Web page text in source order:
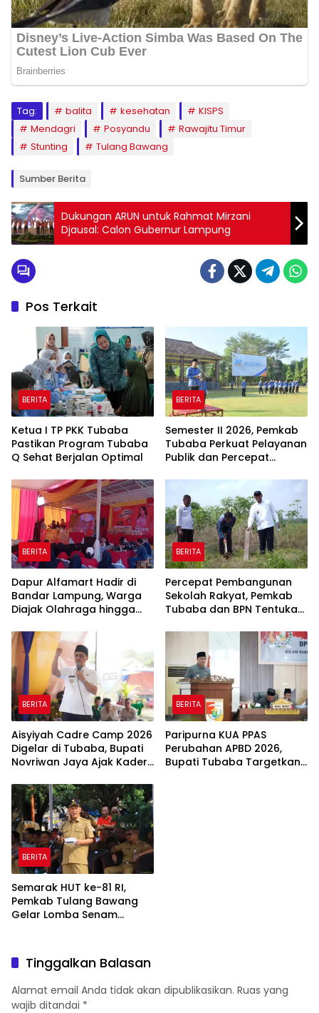
Tag: balita kesehatan
KISPS
Mendagri
Posyandu
Rawajitu Timur
Stunting
Tulang Bawang
Sumber Berita
Dukungan ARUN untuk Rahmat Mirzani
Djausal: Calon Gubernur Lampung
Pos Terkait
BERITA
Ketua I TP PKK Tubaba
Pastikan Program Tubaba
Q Sehat Berjalan Optimal
BERITA
Semester II 2026, Pemkab
Tubaba Perkuat Pelayanan
Publik dan Percepat
BERITA
Dapur Alfamart Hadir di
Bandar Lampung, Warga
Diajak Olahraga hingga
BERITA
Percepat Pembangunan
Sekolah Rakyat, Pemkab
Tubaba dan BPN Tentukan
BERITA
Aisyiyah Cadre Camp 2026
Digelar di Tubaba, Bupati
Novriwan Jaya Ajak Kader
Pembangunan
BERITA
Paripurna KUA PPAS
Perubahan APBD 2026,
Bupati Tubaba Targetkan
BERITA
Semarak HUT ke-81 RI,
Pemkab Tulang Bawang
Gelar Lomba Senam
Tinggalkan Balasan
Alamat email Anda tidak akan dipublikasikan. Ruas yang
wajib ditandai *